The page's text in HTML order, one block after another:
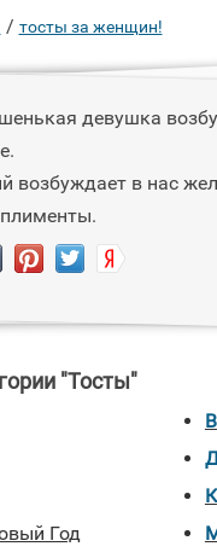
/ тосты за женщин!
девушка
возбуждает в нас
"Тосты"
Год